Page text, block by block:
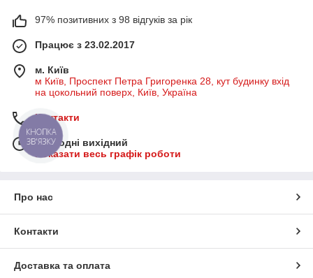
97% позитивних з 98 відгуків за рік
Працює з 23.02.2017
м. Київ
м Київ, Проспект Петра Григоренка 28, кут будинку вхід
на цокольний поверх, Київ, Україна
Контакти
Сьогодні вихідний
Показати весь графік роботи
Про нас
Контакти
Доставка та оплата
КНОПКА
ЗВ'ЯЗКУ